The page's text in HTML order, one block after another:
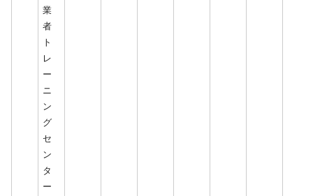
業
者
ト
レ
ー
ニ
ン
グ
セ
ン
タ
ー